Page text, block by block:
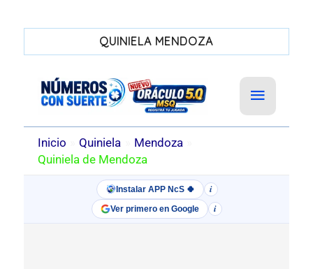
QUINIELA MENDOZA